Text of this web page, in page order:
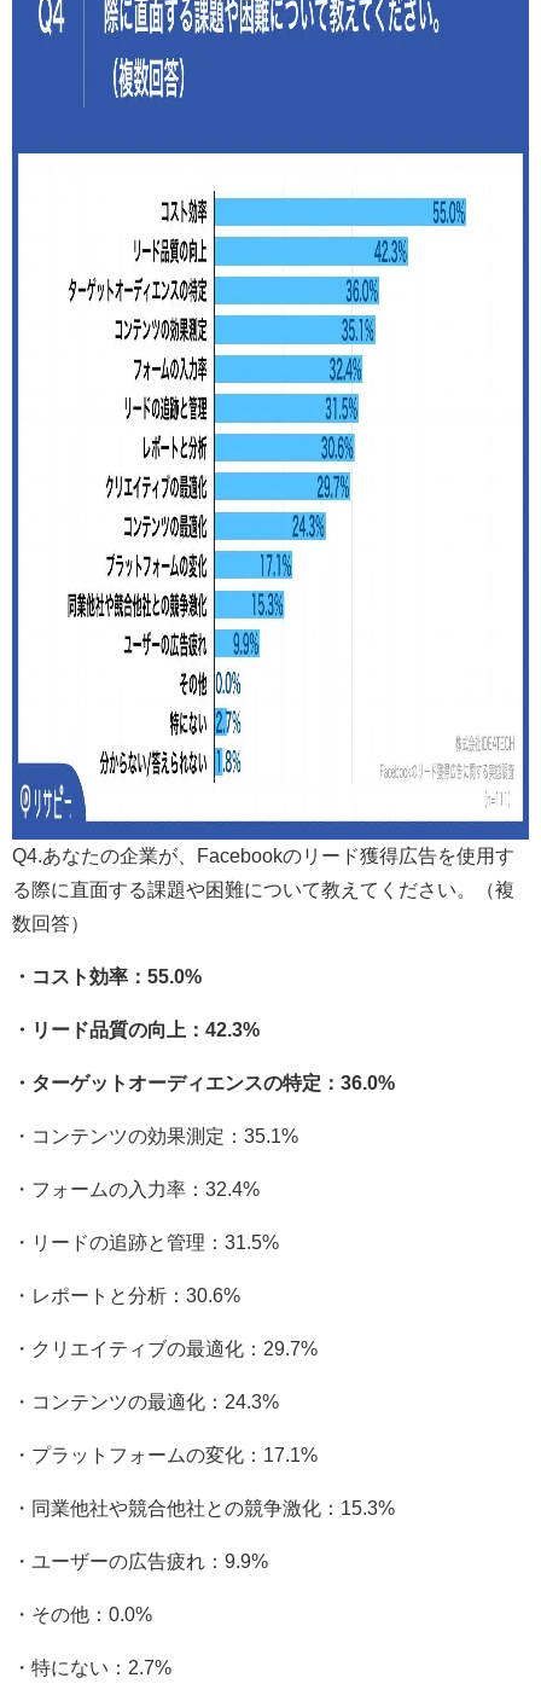
Q4.あなたの企業が、Facebookのリード獲得広告を使用す
る際に直面する課題や困難について教えてください。（複
数回答）
・コスト効率：55.0%
・リード品質の向上：42.3%
・ターゲットオーディエンスの特定：36.0%
・コンテンツの効果測定：35.1%
・フォームの入力率：32.4%
・リードの追跡と管理：31.5%
・レポートと分析：30.6%
・クリエイティブの最適化：29.7%
・コンテンツの最適化：24.3%
・プラットフォームの変化：17.1%
・同業他社や競合他社との競争激化：15.3%
・ユーザーの広告疲れ：9.9%
・その他：0.0%
・特にない：2.7%